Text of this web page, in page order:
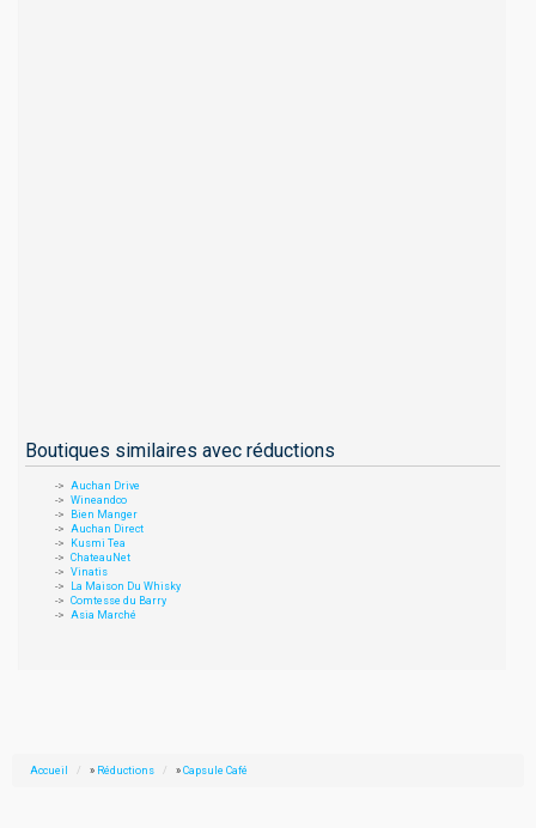
Boutiques similaires avec réductions
Auchan Drive
Wineandco
Bien Manger
Auchan Direct
Kusmi Tea
ChateauNet
Vinatis
La Maison Du Whisky
Comtesse du Barry
Asia Marché
Accueil » Réductions » Capsule Café